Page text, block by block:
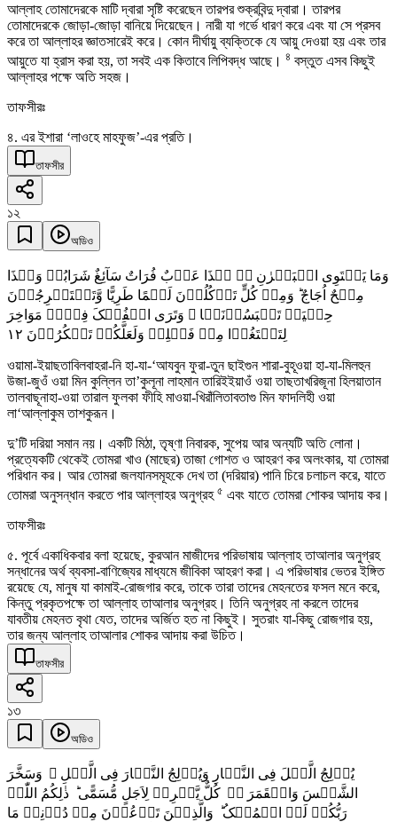
আল্লাহ তোমাদেরকে মাটি দ্বারা সৃষ্টি করেছেন তারপর শুক্রবিন্দু দ্বারা। তারপর
তোমাদেরকে জোড়া-জোড়া বানিয়ে দিয়েছেন। নারী যা গর্ভে ধারণ করে এবং যা সে প্রসব
করে তা আল্লাহর জ্ঞাতসারেই করে। কোন দীর্ঘায়ু ব্যক্তিকে যে আয়ু দেওয়া হয় এবং তার
আয়ুতে যা হ্রাস করা হয়, তা সবই এক কিতাবে লিপিবদ্ধ আছে। ৪ বস্তুত এসব কিছুই
আল্লাহর পক্ষে অতি সহজ।
তাফসীরঃ
৪. এর ইশারা ‘লাওহে মাহফুজ’-এর প্রতি।
তাফসীর
১২
অডিও
وَمَا یَسۡتَوِی الۡبَحۡرٰنِ ٭ۖ ہٰذَا عَذۡبٌ فُرَاتٌ سَآئِغٌ شَرَابُہٗ وَہٰذَا
مِلۡحٌ اُجَاجٌ ؕ وَمِنۡ کُلٍّ تَاۡکُلُوۡنَ لَحۡمًا طَرِیًّا وَّتَسۡتَخۡرِجُوۡنَ
حِلۡیَۃً تَلۡبَسُوۡنَہَا ۚ وَتَرَی الۡفُلۡکَ فِیۡہِ مَوَاخِرَ
لِتَبۡتَغُوۡا مِنۡ فَضۡلِہٖ وَلَعَلَّکُمۡ تَشۡکُرُوۡنَ ١٢
ওয়ামা-ইয়াছতাবিলবাহরা-নি হা-যা-‘আযবুন ফুরা-তুন ছাইগুন শারা-বুহূওয়া হা-যা-মিলহুন
উজা-জুওঁ ওয়া মিন কুল্লিন তা’কুলূনা লাহমান তারিইইয়াওঁ ওয়া তাছতাখরিজূনা হিলয়াতান
তালবাছূনাহা-ওয়া তারাল ফুলকা ফীহি মাওয়া-খিরাঁলিতাবতাগু মিন ফাদলিহী ওয়া
লা‘আল্লাকুম তাশকুরূন।
দু’টি দরিয়া সমান নয়। একটি মিঠা, তৃষ্ণা নিবারক, সুপেয় আর অন্যটি অতি লোনা।
প্রত্যেকটি থেকেই তোমরা খাও (মাছের) তাজা গোশত ও আহরণ কর অলংকার, যা তোমরা
পরিধান কর। আর তোমরা জলযানসমূহকে দেখ তা (দরিয়ার) পানি চিরে চলাচল করে, যাতে
তোমরা অনুসন্ধান করতে পার আল্লাহর অনুগ্রহ ৫ এবং যাতে তোমরা শোকর আদায় কর।
তাফসীরঃ
৫. পূর্বে একাধিকবার বলা হয়েছে, কুরআন মাজীদের পরিভাষায় আল্লাহ তাআলার অনুগ্রহ
সন্ধানের অর্থ ব্যবসা-বাণিজ্যের মাধ্যমে জীবিকা আহরণ করা। এ পরিভাষার ভেতর ইঙ্গিত
রয়েছে যে, মানুষ যা কামাই-রোজগার করে, তাকে তারা তাদের মেহনতের ফসল মনে করে,
কিন্তু প্রকৃতপক্ষে তা আল্লাহ তাআলার অনুগ্রহ। তিনি অনুগ্রহ না করলে তাদের
যাবতীয় মেহনত বৃথা যেত, তাদের অর্জিত হত না কিছুই। সুতরাং যা-কিছু রোজগার হয়,
তার জন্য আল্লাহ তাআলার শোকর আদায় করা উচিত।
তাফসীর
১৩
অডিও
یُوۡلِجُ الَّیۡلَ فِی النَّہَارِ وَیُوۡلِجُ النَّہَارَ فِی الَّیۡلِ ۙ وَسَخَّرَ
الشَّمۡسَ وَالۡقَمَرَ ۫ۖ کُلٌّ یَّجۡرِیۡ لِاَجَلٍ مُّسَمًّی ؕ ذٰلِکُمُ اللّٰہُ
رَبُّکُمۡ لَہُ الۡمُلۡکُ ؕ وَالَّذِیۡنَ تَدۡعُوۡنَ مِنۡ دُوۡنِہٖ مَا